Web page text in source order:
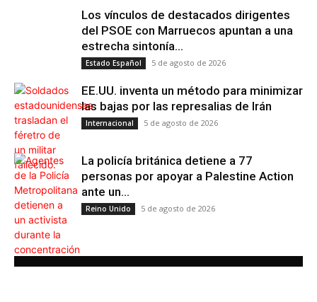
Los vínculos de destacados dirigentes
del PSOE con Marruecos apuntan a una
estrecha sintonía...
Estado Español 5 de agosto de 2026
EE.UU. inventa un método para minimizar
las bajas por las represalias de Irán
Internacional 5 de agosto de 2026
La policía británica detiene a 77
personas por apoyar a Palestine Action
ante un...
Reino Unido 5 de agosto de 2026